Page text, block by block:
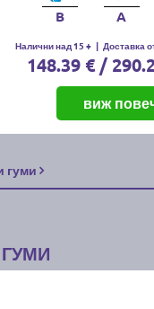
B A
Налични над 15 + | Доставка
148.39 € /
виж
гуми
ГУМИ